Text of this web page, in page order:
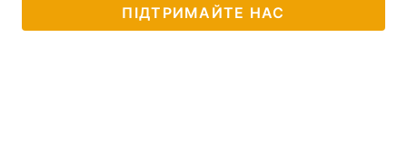
ПІДТРИМАЙТЕ НАС